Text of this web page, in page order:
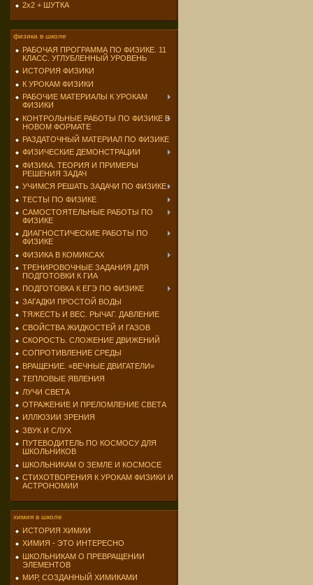
2х2 + ШУТКА
физика в школе
РАБОЧАЯ ПРОГРАММА ПО ФИЗИКЕ. 11
КЛАСС. УГЛУБЛЕННЫЙ УРОВЕНЬ
ИСТОРИЯ ФИЗИКИ
К УРОКАМ ФИЗИКИ
РАБОЧИЕ МАТЕРИАЛЫ К УРОКАМ
ФИЗИКИ
КОНТРОЛЬНЫЕ РАБОТЫ ПО ФИЗИКЕ В
НОВОМ ФОРМАТЕ
РАЗДАТОЧНЫЙ МАТЕРИАЛ ПО ФИЗИКЕ
ФИЗИЧЕСКИЕ ДЕМОНСТРАЦИИ
ФИЗИКА. ТЕОРИЯ И ПРИМЕРЫ
РЕШЕНИЯ ЗАДАЧ
УЧИМСЯ РЕШАТЬ ЗАДАЧИ ПО ФИЗИКЕ
ТЕСТЫ ПО ФИЗИКЕ
САМОСТОЯТЕЛЬНЫЕ РАБОТЫ ПО
ФИЗИКЕ
ДИАГНОСТИЧЕСКИЕ РАБОТЫ ПО
ФИЗИКЕ
ФИЗИКА В КОМИКСАХ
ТРЕНИРОВОЧНЫЕ ЗАДАНИЯ ДЛЯ
ПОДГОТОВКИ К ГИА
ПОДГОТОВКА К ЕГЭ ПО ФИЗИКЕ
ЗАГАДКИ ПРОСТОЙ ВОДЫ
ТЯЖЕСТЬ И ВЕС. РЫЧАГ. ДАВЛЕНИЕ
СВОЙСТВА ЖИДКОСТЕЙ И ГАЗОВ
СКОРОСТЬ. СЛОЖЕНИЕ ДВИЖЕНИЙ
СОПРОТИВЛЕНИЕ СРЕДЫ
ВРАЩЕНИЕ. «ВЕЧНЫЕ ДВИГАТЕЛИ»
ТЕПЛОВЫЕ ЯВЛЕНИЯ
ЛУЧИ СВЕТА
ОТРАЖЕНИЕ И ПРЕЛОМЛЕНИЕ СВЕТА
ИЛЛЮЗИИ ЗРЕНИЯ
ЗВУК И СЛУХ
ПУТЕВОДИТЕЛЬ ПО КОСМОСУ ДЛЯ
ШКОЛЬНИКОВ
ШКОЛЬНИКАМ О ЗЕМЛЕ И КОСМОСЕ
СТИХОТВОРЕНИЯ К УРОКАМ ФИЗИКИ И
АСТРОНОМИИ
химия в школе
ИСТОРИЯ ХИМИИ
ХИМИЯ - ЭТО ИНТЕРЕСНО
ШКОЛЬНИКАМ О ПРЕВРАЩЕНИИ
ЭЛЕМЕНТОВ
МИР, СОЗДАННЫЙ ХИМИКАМИ